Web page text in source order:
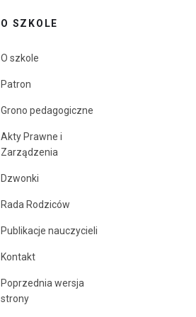
O SZKOLE
O szkole
Patron
Grono pedagogiczne
Akty Prawne i
Zarządzenia
Dzwonki
Rada Rodziców
Publikacje nauczycieli
Kontakt
Poprzednia wersja
strony